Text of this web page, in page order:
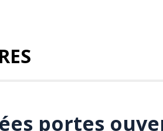
portes